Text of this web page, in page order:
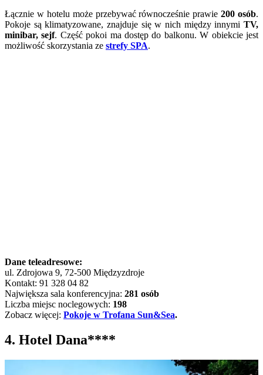
Łącznie w hotelu może przebywać równocześnie prawie200 osób.
Pokoje są klimatyzowane, znajduje się w nich między innymi TV,
minibar, sejf. Część pokoi ma dostęp do balkonu. W obiekcie jest
możliwość skorzystania ze strefy SPA.
Dane teleadresowe:
ul. Zdrojowa 9, 72-500 Międzyzdroje
Kontakt: 91 328 04 82
Największa sala konferencyjna: 281 osób
Liczba miejsc noclegowych: 198
Zobacz więcej: Pokoje w Trofana Sun&Sea.
4. Hotel Dana****